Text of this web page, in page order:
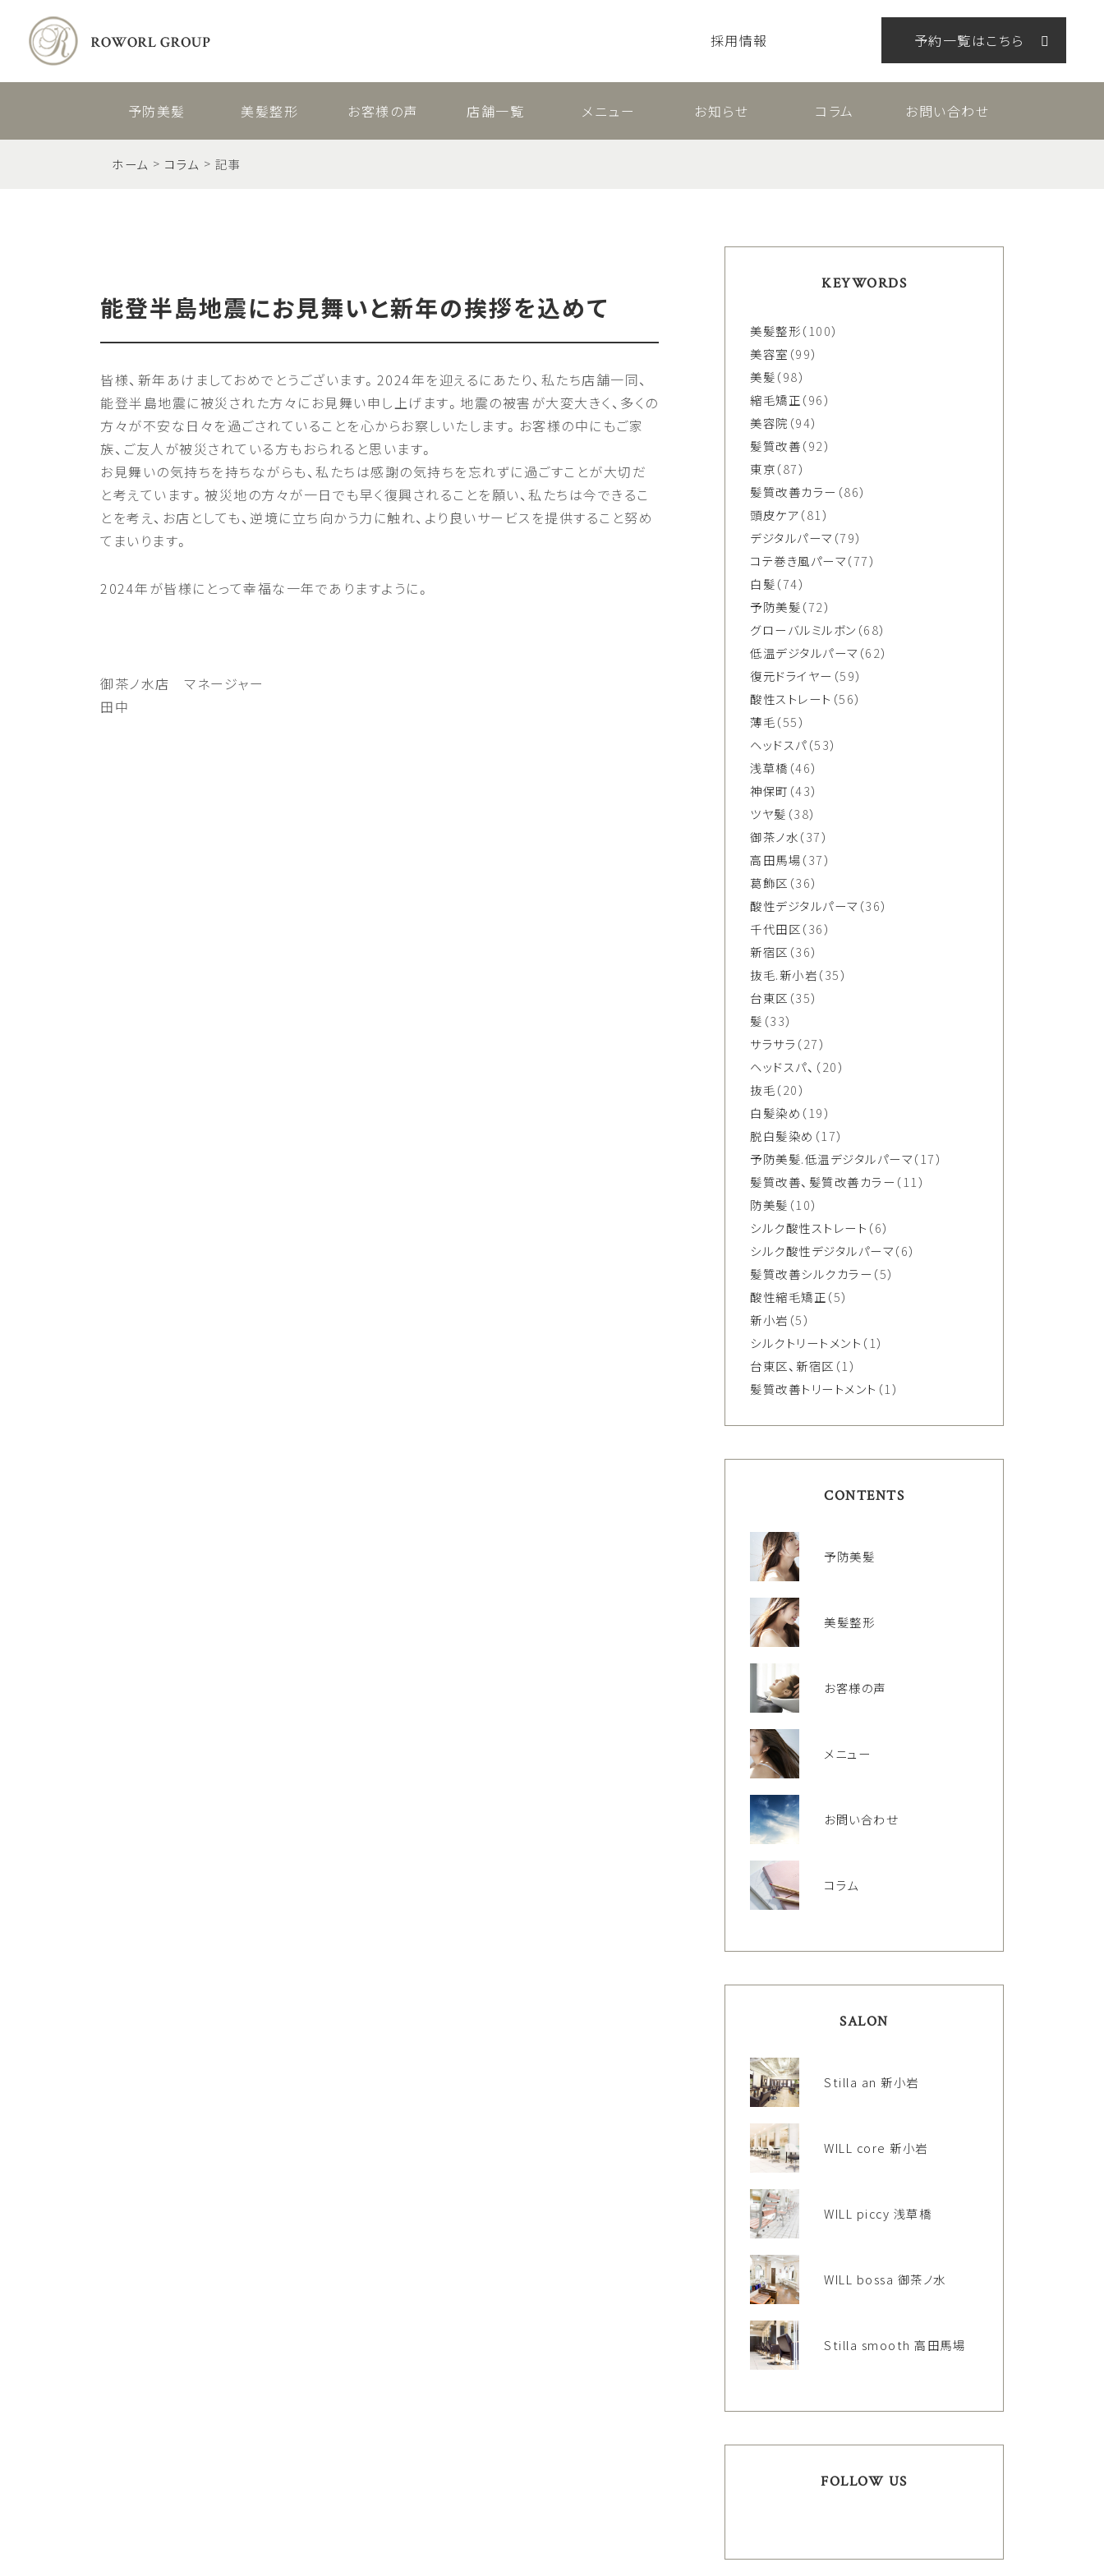
採用情報 予約一覧はこちら
予防美髪 美髪整形 お客様の声 店舗一覧 メニュー お知らせ コラム お問い合わせ
ホーム コラム 記事
能登半島地震にお見舞いと新年の挨拶を込めて
皆様、新年あけましておめでとうございます。2024年を迎えるにあたり、私たち店舗一同、
能登半島地震に被災された方々にお見舞い申し上げます。地震の被害が大変大きく、多くの
方々が不安な日々を過ごされていることを心からお察しいたします。お客様の中にもご家
族、ご友人が被災されている方もおられると思います。
お見舞いの気持ちを持ちながらも、私たちは感謝の気持ちを忘れずに過ごすことが大切だ
と考えています。被災地の方々が一日でも早く復興されることを願い、私たちは今できるこ
とを考え、お店としても、逆境に立ち向かう力に触れ、より良いサービスを提供すること努め
てまいります。
2024年が皆様にとって幸福な一年でありますように。
御茶ノ水店 マネージャー
田中
KEYWORDS
美髪整形（100）
美容室 （99）
美髪（98）
縮毛矯正（96）
美容院 （94）
髪質改善（92）
東京（87）
髪質改善カラー （86）
頭皮ケア（81）
デジタルパーマ （79）
コテ巻き風パーマ（77）
白髪（74）
予防美髪（72）
グローバルミルボン （68）
低温デジタルパーマ （62）
復元ドライヤー （59）
酸性ストレート （56）
薄毛（55）
ヘッドスパ（53）
浅草橋 （46）
神保町 （43）
ツヤ髪 （38）
御茶ノ水（37）
高田馬場（37）
葛飾区 （36）
酸性デジタルパーマ （36）
千代田区（36）
新宿区 （36）
抜毛.新小岩（35）
台東区 （35）
髪 （33）
サラサラ （27）
ヘッドスパ、 （20）
抜毛（20）
白髪染め （19）
脱白髪染め （17）
予防美髪.低温デジタルパーマ（17）
髪質改善、髪質改善カラー （11）
防美髪 （10）
シルク酸性ストレート （6）
シルク酸性デジタルパーマ（6）
髪質改善シルクカラー （5）
酸性縮毛矯正（5）
新小岩 （5）
シルクトリートメント （1）
台東区、新宿区 （1）
髪質改善トリートメント （1）
CONTENTS
予防美髪
美髪整形
お客様の声
メニュー
お問い合わせ
コラム
SALON
Stilla an 新小岩
WILL core 新小岩
WILL piccy 浅草橋
WILL bossa 御茶ノ水
Stilla smooth 高田馬場
FOLLOW US